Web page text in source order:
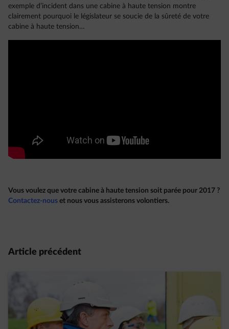
exemple d’incident dans une cabine à haute tension montre
clairement pourquoi le législateur se soucie de la sûreté de votre
cabine à haute tension…
Vous voulez que votre cabine à haute tension soit parée pour 2017 ?
Contactez-nous et nous vous assisterons volontiers.
Article précédent